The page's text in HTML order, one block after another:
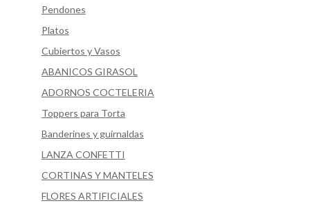
Pendones
Platos
Cubiertos y Vasos
ABANICOS GIRASOL
ADORNOS COCTELERIA
Toppers para Torta
Banderines y guirnaldas
LANZA CONFETTI
CORTINAS Y MANTELES
FLORES ARTIFICIALES